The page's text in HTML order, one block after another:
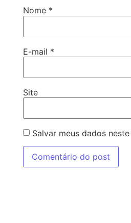
Nome *
E-mail *
Site
Salvar meus dados